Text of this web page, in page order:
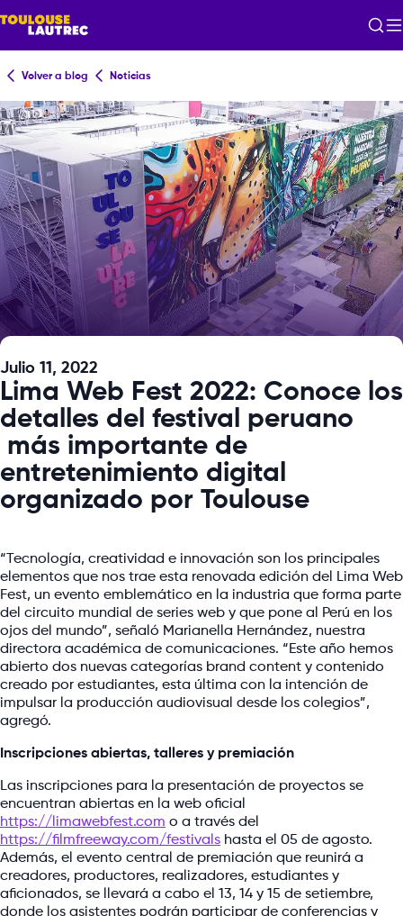
Volver a blog Noticias
Julio 11, 2022
Lima Web Fest 2022: Conoce los
detalles del festival peruano
más importante de
entretenimiento digital
organizado por Toulouse
“Tecnología, creatividad e innovación son los principales
elementos que nos trae esta renovada edición del Lima Web
Fest, un evento emblemático en la industria que forma parte
del circuito mundial de series web y que pone al Perú en los
ojos del mundo”, señaló Marianella Hernández, nuestra
directora académica de comunicaciones. “Este año hemos
abierto dos nuevas categorías brand content y contenido
creado por estudiantes, esta última con la intención de
impulsar la producción audiovisual desde los colegios”,
agregó.
Inscripciones abiertas, talleres y premiación
Las inscripciones para la presentación de proyectos se
encuentran abiertas en la web oficial
https://limawebfest.com o a través del
https://filmfreeway.com/festivals hasta el 05 de agosto.
Además, el evento central de premiación que reunirá a
creadores, productores, realizadores, estudiantes y
aficionados, se llevará a cabo el 13, 14 y 15 de setiembre,
donde los asistentes podrán participar de conferencias y